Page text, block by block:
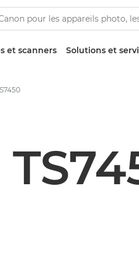
et scanners Solutions et